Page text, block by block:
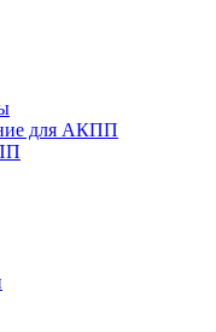
для АКПП